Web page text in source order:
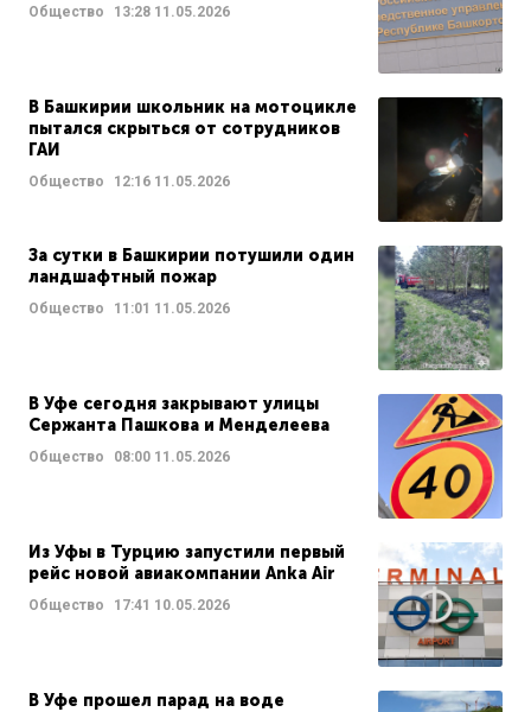
Общество 13:28 11.05.2026
В Башкирии школьник на мотоцикле
пытался скрыться от сотрудников
ГАИ
Общество 12:16 11.05.2026
За сутки в Башкирии потушили один
ландшафтный пожар
Общество 11:01 11.05.2026
В Уфе сегодня закрывают улицы
Сержанта Пашкова и Менделеева
Общество 08:00 11.05.2026
Из Уфы в Турцию запустили первый
рейс новой авиакомпании Anka Air
Общество 17:41 10.05.2026
В Уфе прошел парад на воде